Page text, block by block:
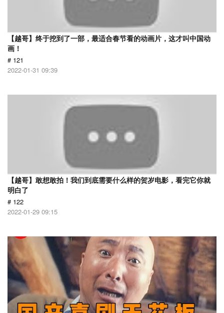
【越哥】终于挖到了一部，最适合春节看的动画片，这才叫中国动
画！
# 121
2022-01-31 09:39
【越哥】敢想敢拍！我们到底需要什么样的贺岁电影，看完它你就
明白了
# 122
2022-01-29 09:15